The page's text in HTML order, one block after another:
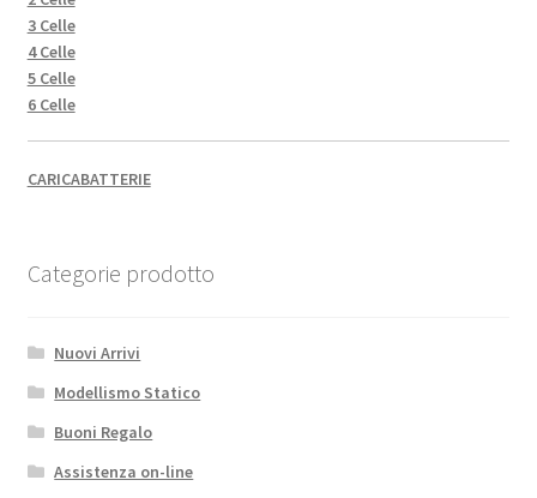
3 Celle
4 Celle
5 Celle
6 Celle
CARICABATTERIE
Categorie prodotto
Nuovi Arrivi
Modellismo Statico
Buoni Regalo
Assistenza on-line